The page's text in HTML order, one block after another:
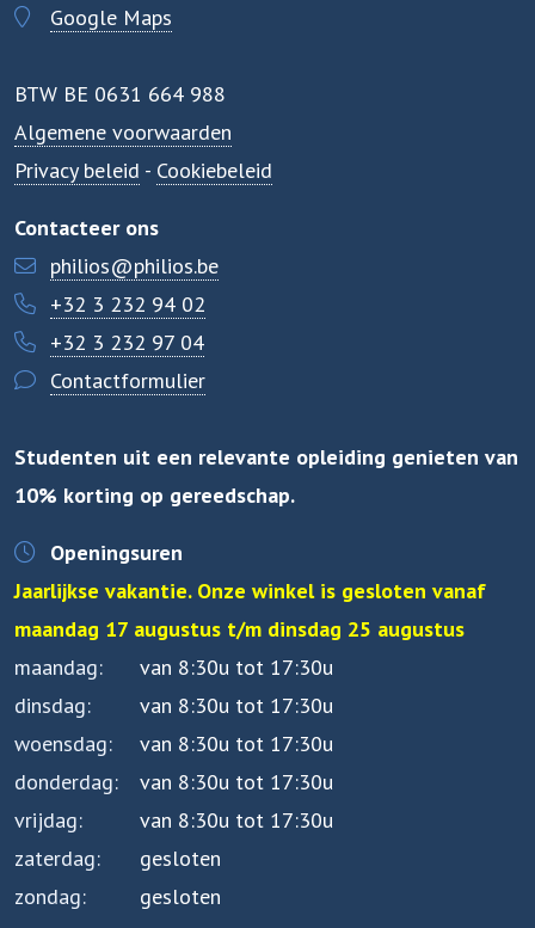
Google Maps
BTW BE 0631 664 988
Algemene voorwaarden
Privacy beleid - Cookiebeleid
Contacteer ons
philios@philios.be
+32 3 232 94 02
+32 3 232 97 04
Contactformulier
Studenten uit een relevante opleiding genieten van
10% korting op gereedschap.
Openingsuren
Jaarlijkse vakantie. Onze winkel is gesloten vanaf
maandag 17 augustus t/m dinsdag 25 augustus
maandag
van 8:30u tot 17:30u
dinsdag
van 8:30u tot 17:30u
woensdag
van 8:30u tot 17:30u
donderdag
van 8:30u tot 17:30u
vrijdag
van 8:30u tot 17:30u
zaterdag
gesloten
zondag
gesloten